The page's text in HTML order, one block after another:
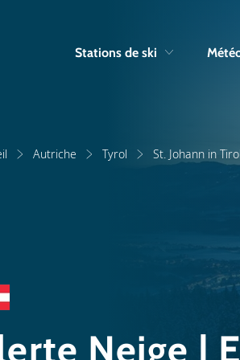
Stations de ski
Autriche Tyrol St. Johann in
Neige |